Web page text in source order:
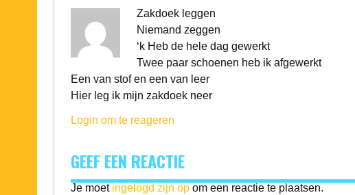
Zakdoek leggen
Niemand zeggen
‘k Heb de hele dag gewerkt
Twee paar schoenen heb ik afgewerkt
Een van stof en een van leer
Hier leg ik mijn zakdoek neer
Login om te reageren
GEEF EEN REACTIE
Je moet ingelogd zijn opom een reactie te plaatsen.